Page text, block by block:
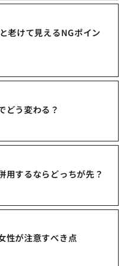
老けて見えるNGポイン
どう変わる？
用するならどっちが先？
性が注意すべき点